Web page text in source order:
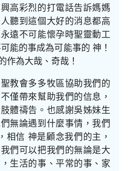
高彩烈的打電話告訴媽媽
聽到這個大好的消息都高
遠不可能懷孕時聖靈動工
能的事成為可能事的 神！
作為大哉、奇哉！
教會多多牧區協助我們的
僅帶來幫助我們的信息，
體禱告。也感謝吳姊妹生
無論遇到什麼事情，我們
相信 神是顧念我們的主，
們可以把我們的無論是大
生活的事、平常的事、家